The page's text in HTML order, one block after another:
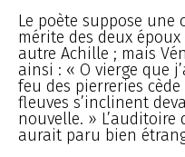
Le poète suppose une
mérite des deux
autre Achille ; mais
ainsi : « O vierge que
feu des pierreries
fleuves s’inclinent
nouvelle. »
aurait paru bien